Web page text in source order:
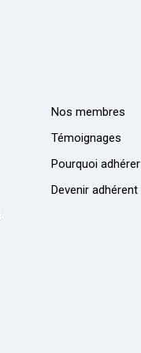
Nos membres
Témoignages
Pourquoi adhérer
Devenir adhérent